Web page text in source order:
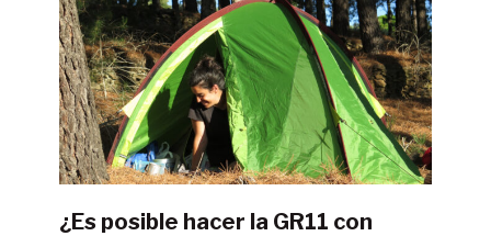
¿Es posible hacer la GR11 con